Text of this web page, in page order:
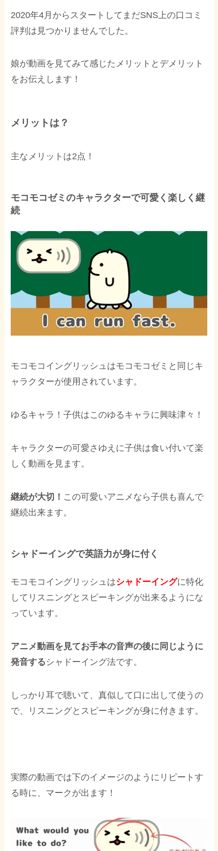
2020年4月からスタートしてまだSNS上の口コミ
評判は見つかりませんでした。
娘が動画を見てみて感じたメリットとデメリット
をお伝えします！
メリットは？
主なメリットは2点！
モコモコゼミのキャラクターで可愛く楽しく継
続
モコモコイングリッシュはモコモコゼミと同じキ
ャラクターが使用されています。
ゆるキャラ！子供はこのゆるキャラに興味津々！
キャラクターの可愛さゆえに子供は食い付いて楽
しく動画を見ます。
継続が大切！ この可愛いアニメなら子供も喜んで
継続出来ます。
シャドーイングで英語力が身に付く
モコモコイングリッシュはシャドーイングに特化
してリスニングとスピーキングが出来るようにな
っています。
アニメ動画を見てお手本の音声の後に同じように
発音するシャドーイング法です。
しっかり耳で聴いて、真似して口に出して使うの
で、リスニングとスピーキングが身に付きます。
実際の動画では下のイメージのようにリピートす
る時に、マークが出ます！